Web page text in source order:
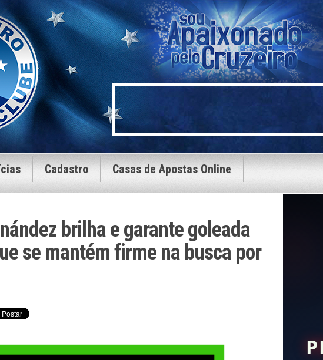
Cadastro Casas de Apostas Online
brilha e garante goleada
se mantém firme na busca por